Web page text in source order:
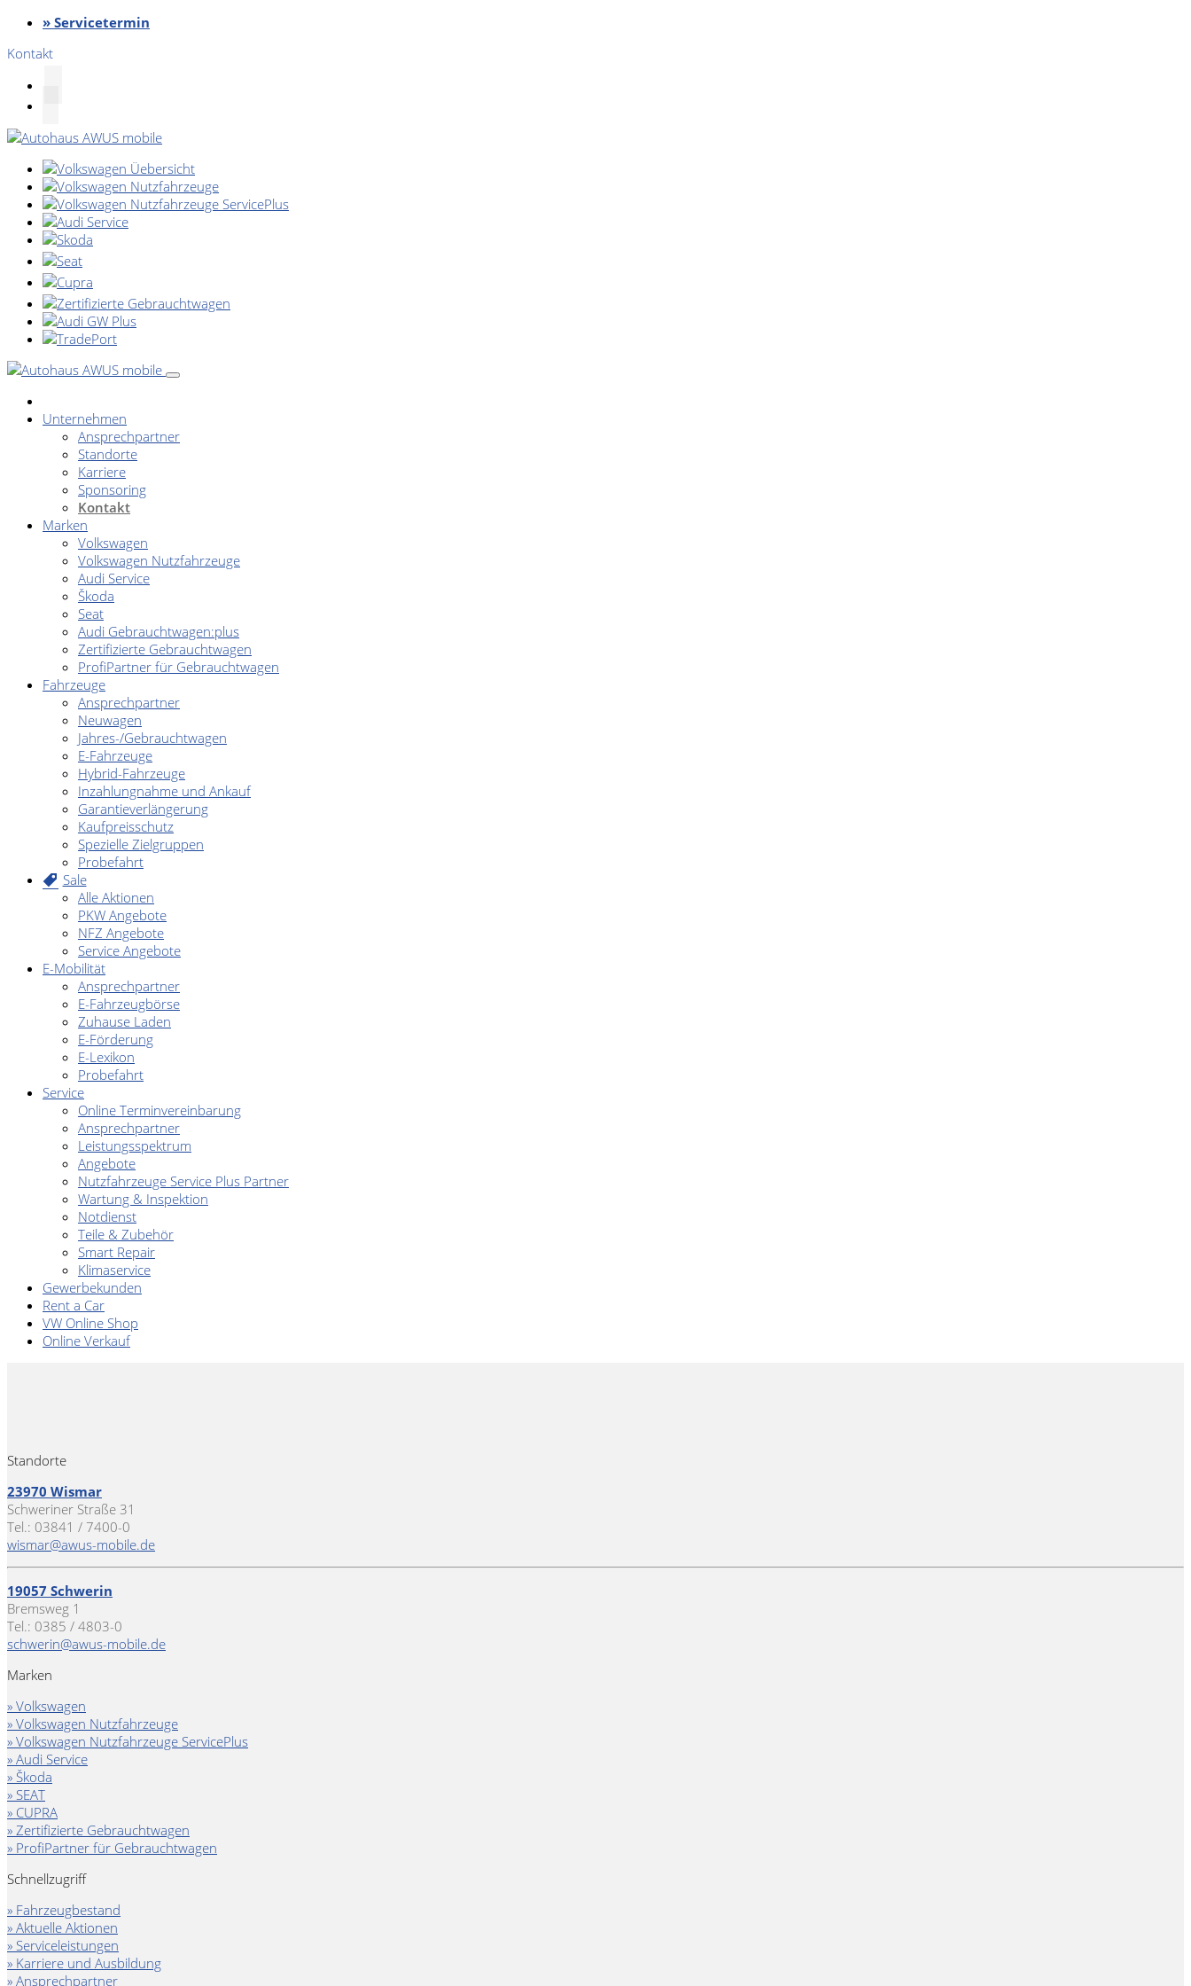
» Servicetermin
Kontakt
Unternehmen
Ansprechpartner
Standorte
Karriere
Sponsoring
Kontakt
Marken
Volkswagen
Volkswagen Nutzfahrzeuge
Audi Service
Škoda
Seat
Audi Gebrauchtwagen:plus
Zertifizierte Gebrauchtwagen
ProfiPartner für Gebrauchtwagen
Fahrzeuge
Ansprechpartner
Neuwagen
Jahres-/Gebrauchtwagen
E-Fahrzeuge
Hybrid-Fahrzeuge
Inzahlungnahme und Ankauf
Garantieverlängerung
Kaufpreisschutz
Spezielle Zielgruppen
Probefahrt
Sale
Alle Aktionen
PKW Angebote
NFZ Angebote
Service Angebote
E-Mobilität
Ansprechpartner
E-Fahrzeugbörse
Zuhause Laden
E-Förderung
E-Lexikon
Probefahrt
Service
Online Terminvereinbarung
Ansprechpartner
Leistungsspektrum
Angebote
Nutzfahrzeuge Service Plus Partner
Wartung & Inspektion
Notdienst
Teile & Zubehör
Smart Repair
Klimaservice
Gewerbekunden
Rent a Car
VW Online Shop
Online Verkauf
Standorte
23970 Wismar
Schweriner Straße 31
Tel.: 03841 / 7400-0
wismar@awus-mobile.de
19057 Schwerin
Bremsweg 1
Tel.: 0385 / 4803-0
schwerin@awus-mobile.de
Marken
» Volkswagen
» Volkswagen Nutzfahrzeuge
» Volkswagen Nutzfahrzeuge ServicePlus
» Audi Service
» Škoda
» SEAT
» CUPRA
» Zertifizierte Gebrauchtwagen
» ProfiPartner für Gebrauchtwagen
Schnellzugriff
» Fahrzeugbestand
» Aktuelle Aktionen
» Serviceleistungen
» Karriere und Ausbildung
» Ansprechpartner